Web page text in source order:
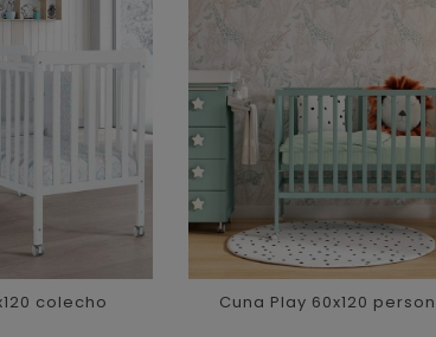
colecho Cuna Play 60x120